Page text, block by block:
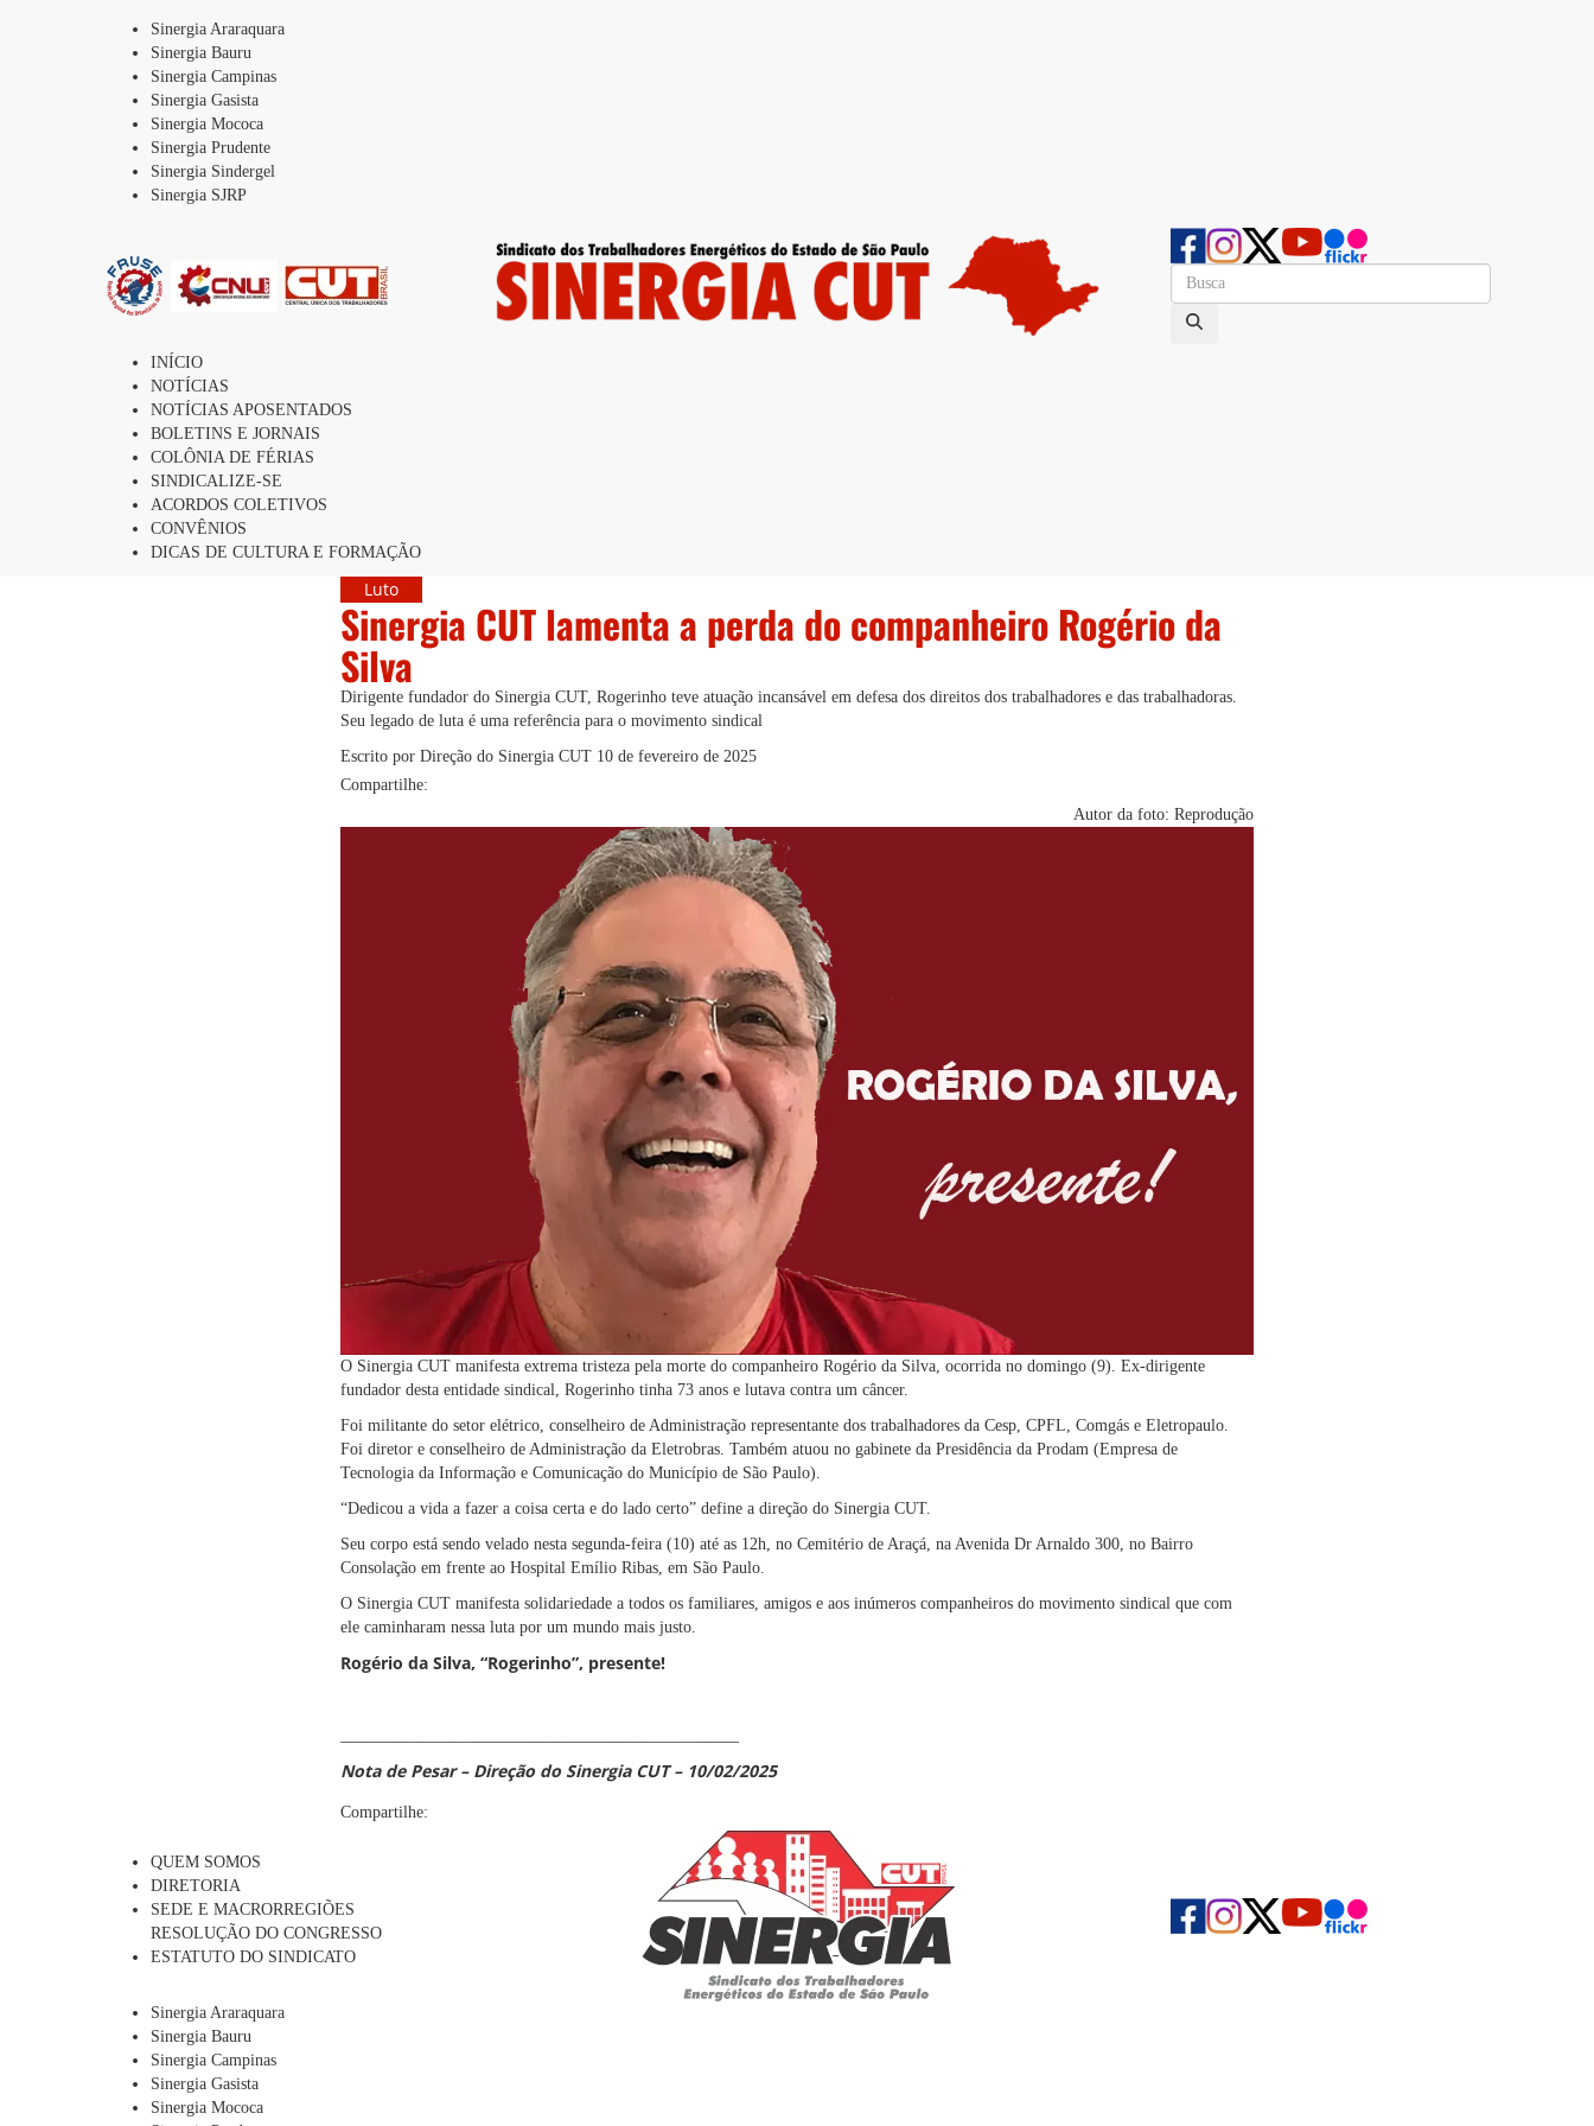
Sinergia Araraquara
Sinergia Bauru
Sinergia Campinas
Sinergia Gasista
Sinergia Mococa
Sinergia Prudente
Sinergia Sindergel
Sinergia SJRP
INÍCIO
NOTÍCIAS
NOTÍCIAS APOSENTADOS
BOLETINS E JORNAIS
COLÔNIA DE FÉRIAS
SINDICALIZE-SE
ACORDOS COLETIVOS
CONVÊNIOS
DICAS DE CULTURA E FORMAÇÃO
Luto
Sinergia CUT lamenta a perda do companheiro Rogério da
Silva
Dirigente fundador do Sinergia CUT, Rogerinho teve atuação incansável em defesa dos direitos dos trabalhadores e das trabalhadoras.
Seu legado de luta é uma referência para o movimento sindical
Escrito por Direção do Sinergia CUT 10 de fevereiro de 2025
Compartilhe:
Autor da foto: Reprodução
O Sinergia CUT manifesta extrema tristeza pela morte do companheiro Rogério da Silva, ocorrida no domingo (9). Ex-dirigente
fundador desta entidade sindical, Rogerinho tinha 73 anos e lutava contra um câncer.
Foi militante do setor elétrico, conselheiro de Administração representante dos trabalhadores da Cesp, CPFL, Comgás e Eletropaulo.
Foi diretor e conselheiro de Administração da Eletrobras. Também atuou no gabinete da Presidência da Prodam (Empresa de
Tecnologia da Informação e Comunicação do Município de São Paulo).
“Dedicou a vida a fazer a coisa certa e do lado certo” define a direção do Sinergia CUT.
Seu corpo está sendo velado nesta segunda-feira (10) até as 12h, no Cemitério de Araçá, na Avenida Dr Arnaldo 300, no Bairro
Consolação em frente ao Hospital Emílio Ribas, em São Paulo.
O Sinergia CUT manifesta solidariedade a todos os familiares, amigos e aos inúmeros companheiros do movimento sindical que com
ele caminharam nessa luta por um mundo mais justo.
Rogério da Silva, “Rogerinho”, presente!
Nota de Pesar – Direção do Sinergia CUT – 10/02/2025
Compartilhe:
QUEM SOMOS
DIRETORIA
SEDE E MACRORREGIÕES
RESOLUÇÃO DO CONGRESSO
ESTATUTO DO SINDICATO
Sinergia Araraquara
Sinergia Bauru
Sinergia Campinas
Sinergia Gasista
Sinergia Mococa